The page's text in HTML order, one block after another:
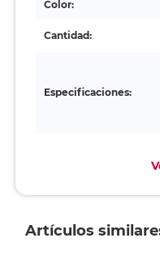
Color:
Cantidad:
Especificaciones:
Artículos